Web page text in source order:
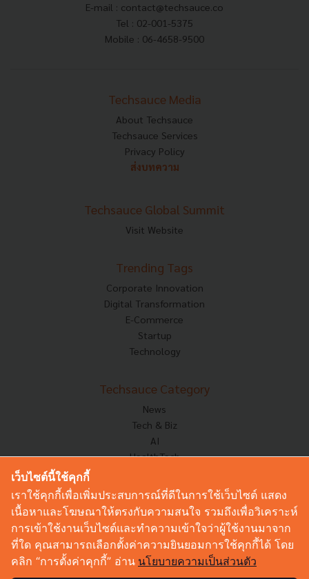
E-mail : contact@techsauce.co
Tel : 02-001-5375
Mobile : 06-4658-9500
Techsauce Media
About Techsauce
Techsauce Services
Privacy Policy
ส่งบทความ
Techsauce Global Summit
Visit Website
Trending Tags
Corporate Innovation
Digital Transformation
E-Commerce
Startup
Technology
Techsauce Category
News
Tech & Biz
AI
HealthTech
Corp Innov
Saucy Thoughts
Based On
Sustainable
Videos
Podcast
เว็บไซต์นี้ใช้คุกกี้
เราใช้คุกกี้เพื่อเพิ่มประสบการณ์ที่ดีในการใช้เว็บไซต์ แสดง
เนื้อหาและโฆษณาให้ตรงกับความสนใจ รวมถึงเพื่อวิเคราะห์
การเข้าใช้งานเว็บไซต์และทำความเข้าใจว่าผู้ใช้งานมาจาก
ที่ใด คุณสามารถเลือกตั้งค่าความยินยอมการใช้คุกกี้ได้ โดย
คลิก “การตั้งค่าคุกกี้” อ่าน นโยบายความเป็นส่วนตัว